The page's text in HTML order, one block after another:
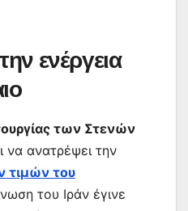
ενέργεια
των Στενών
να ανατρέψει την
τιμών του
του Ιράν έγινε